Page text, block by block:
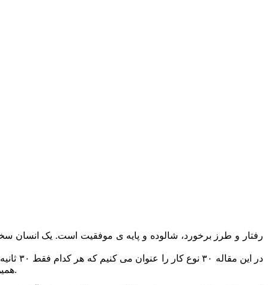
رفتار و طرز برخورد، شالوده و پایه ی موفقیت است. یک انسان
در
همین خاطر سعی کردیم راه های جدیدی برای رشد و پیشرفت شخصی به رایتان عنوان کنیم که می توانید در کمتر از ۳۰ ثانیه آن ها را انجام دهید.